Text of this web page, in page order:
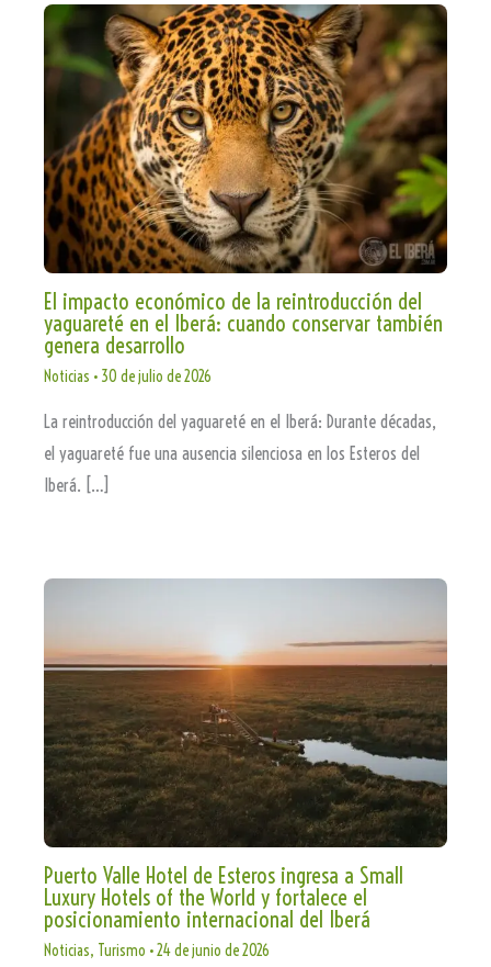
El impacto económico de la reintroducción del
yaguareté en el Iberá: cuando conservar también
genera desarrollo
Noticias • 30 de julio de 2026
La reintroducción del yaguareté en el Iberá: Durante décadas,
el yaguareté fue una ausencia silenciosa en los Esteros del
Iberá. […]
Puerto Valle Hotel de Esteros ingresa a Small
Luxury Hotels of the World y fortalece el
posicionamiento internacional del Iberá
Noticias, Turismo •24 de junio de 2026